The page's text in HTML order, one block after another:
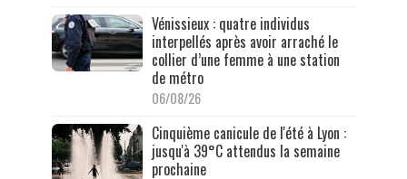
Vénissieux : quatre individus
interpellés après avoir arraché le
collier d’une femme à une station
de métro
06/08/26
Cinquième canicule de l'été à Lyon :
jusqu'à 39°C attendus la semaine
prochaine